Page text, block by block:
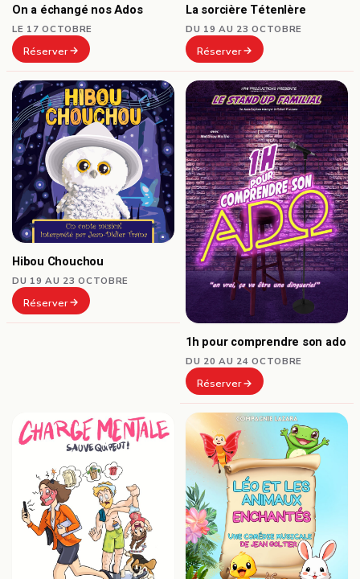
On a échangé nos Ados
LE 17 OCTOBRE
Réserver
La sorcière Tétenlère
DU 19 AU 23 OCTOBRE
Réserver
Hibou Chouchou
DU 19 AU 23 OCTOBRE
Réserver
1h pour comprendre son ado
DU 20 AU 24 OCTOBRE
Réserver